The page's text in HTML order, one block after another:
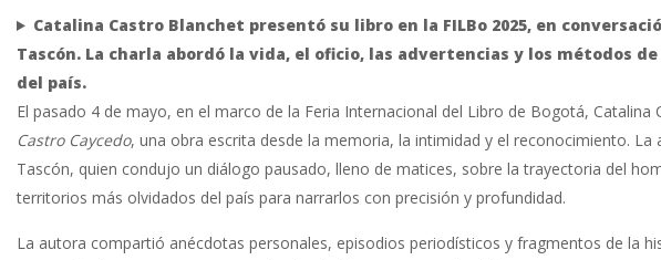
Catalina Castro Blanchet presentó su libro en la FILBo 2025, en
Tascón. La charla abordó la vida, el oficio, las advertencias y los métodos
del país.
El pasado 4 de mayo, en el marco de la Feria Internacional del Libro de Bogotá, Catalina
Castro Caycedo, una obra escrita desde la memoria, la intimidad y el reconocimiento. La
Tascón, quien condujo un diálogo pausado, lleno de matices, sobre la trayectoria del
territorios más olvidados del país para narrarlos con precisión y profundidad.
La autora compartió anécdotas personales, episodios periodísticos y fragmentos de la